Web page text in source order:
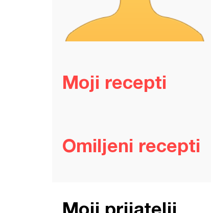
Moji recepti
Omiljeni recepti